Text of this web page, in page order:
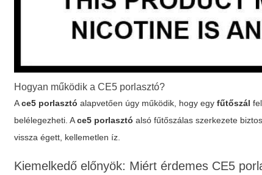
Hogyan működik a CE5 porlasztó?
Ace5 porlasztó alapvetően úgy működik, hogy egyfűtőszál
belélegezheti. Ace5 porlasztó alsó fűtőszálas szerkezete
vissza égett, kellemetlen íz.
Kiemelkedő előnyök: Miért érdemes CE5